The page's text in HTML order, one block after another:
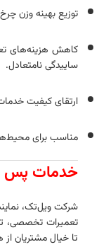
توزیع بهینه وزن
کاهش هزینه‌های
ساییدگی نامتعادل.
ارتقای کیفیت
مناسب برای
خدمات پس
شرکت ویل‌تک،
تعمیرات تخصصی،
تا خیال مشتریان